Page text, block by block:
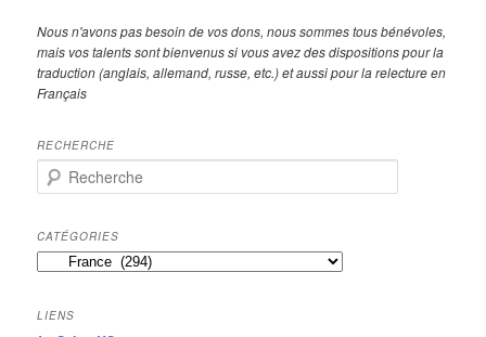
Nous n'avons pas besoin de vos dons, nous sommes tous bénévoles,
mais vos talents sont bienvenus si vous avez des dispositions pour la
traduction (anglais, allemand, russe, etc.) et aussi pour la relecture en
Français
RECHERCHE
e
h
e
r
h
CATÉGORIES
Catégories
LIENS